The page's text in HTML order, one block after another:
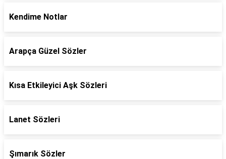
Kendime Notlar
Arapça Güzel Sözler
Kısa Etkileyici Aşk Sözleri
Lanet Sözleri
Şımarık Sözler